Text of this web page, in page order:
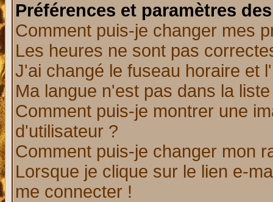
Préférences et paramètres
Comment puis-je changer mes
Les heures ne sont pas
J'ai changé le fuseau horaire et
Ma langue n'est pas dans la
Comment puis-je montrer une
d'utilisateur ?
Comment puis-je changer mon
Lorsque je clique sur le lien e-
me connecter !